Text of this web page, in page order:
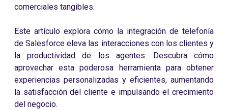
comerciales tangibles.
Este artículo explora cómo la integración de telefonía
de Salesforce eleva las interacciones con los clientes y
la productividad de los agentes. Descubra cómo
aprovechar esta poderosa herramienta para obtener
experiencias personalizadas y eficientes, aumentando
la satisfacción del cliente e impulsando el crecimiento
del negocio.